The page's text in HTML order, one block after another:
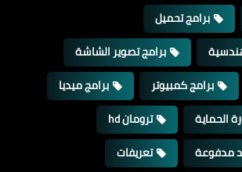
برامج تحميل
برامج تصوير الشاشة
برامج كمبيوتر
برامج ميديا
الحماية
ترومان hd
مدفوعة
تعريفات